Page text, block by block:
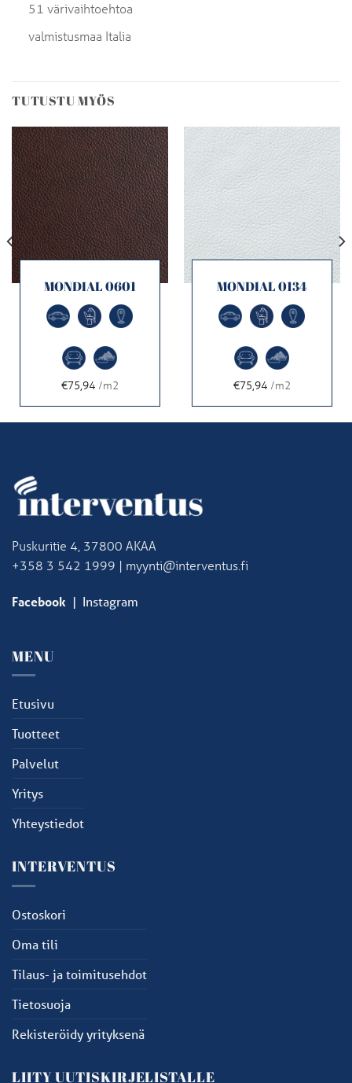
51 värivaihtoehtoa
valmistusmaa Italia
TUTUSTU MYÖS
MONDIAL 0601
€75,94/m2
MONDIAL 0134
€75,94/m2
Puskuritie 4, 37800 AKAA
+358 3 542 1999 | myynti@interventus.fi
Facebook | Instagram
MENU
Etusivu
Tuotteet
Palvelut
Yritys
Yhteystiedot
INTERVENTUS
Ostoskori
Oma tili
Tilaus- ja toimitusehdot
Tietosuoja
Rekisteröidy yrityksenä
LIITY UUTISKIRJELISTALLE